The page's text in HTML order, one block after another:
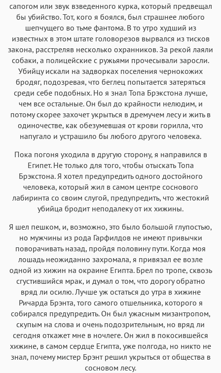
сапогом или звук взведенного курка, который предвещал
бы убийство. Тот, кого я боялся, был страшнее любого
шепчущего во тьме фантома. В то утро худший из
известных в этом штате головорезов вырвался из тисков
закона, расстреляв несколько охранников. За рекой лаяли
собаки, а полицейские с ружьями прочесывали заросли.
Убийцу искали на задворках поселения чернокожих
бродяг, подозревая, что беглец попытается затеряться
среди себе подобных. Но я знал Топа Брэкстона лучше,
чем все остальные. Он был до крайности нелюдим, и
потому скорее захочет укрыться в дремучем лесу и жить в
одиночестве, как обезумевшая от крови горилла, что
напугало и устрашило бы любого другого человека.
Пока погоня уходила в другую сторону, я направился в
Египет. Не только для того, чтобы отыскать Топа
Брэкстона. Я хотел предупредить одного достойного
человека, который жил в самом центре соснового
лабиринта со своим слугой, предупредить, что жестокий
убийца бродит неподалеку от их хижины.
Я шел пешком, и, возможно, это было большой глупостью,
но мужчины из рода Гарфилдов не имеют привычки
поворачивать назад, пройдя половину пути. Когда моя
лошадь неожиданно захромала, я привязал ее возле
одной из хижин на окраине Египта. Брел по тропе, сквозь
сгустившийся мрак, и думал о том, что дорогу обратно
вряд ли осилю. Лучше уж остаться до утра в хижине
Ричарда Брэнта, того самого отшельника, которого я
собирался предупредить. Он был ужасным мизантропом,
скупым на слова и очень подозрительным, но вряд ли
сегодня откажет мне в ночлеге. Он жил в покосившейся
хижине, в самом сердце Египта, уже полгода, но никто не
знал, почему мистер Брэнт решил укрыться от общества в
сосновом лесу.